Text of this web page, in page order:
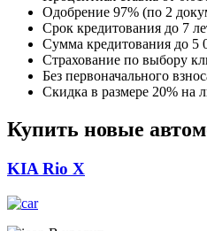
Одобрение 97% (по 2
Срок кредитования до 7
Сумма кредитования до 5
Страхование по выбору
Без первоначального
Скидка в размере 20% на
Купить новые
KIA Rio X